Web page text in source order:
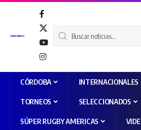
CÓRDOBA INTERNACIONALES
TORNEOS SELECCIONADOS
SÚPER RUGBY AMERICAS